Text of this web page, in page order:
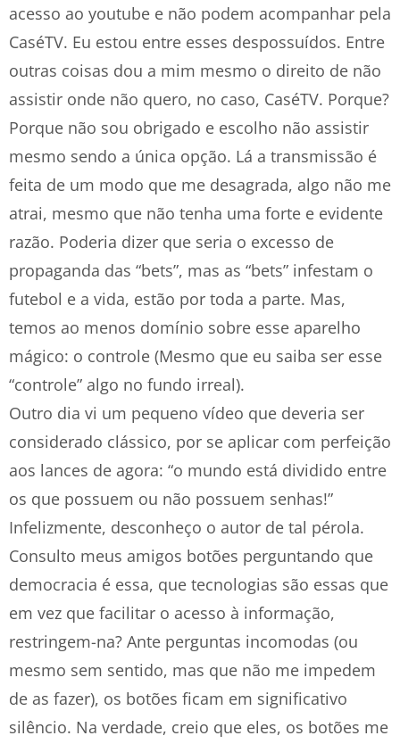
acesso ao youtube e não podem acompanhar pela
CaséTV. Eu estou entre esses despossuídos. Entre
outras coisas dou a mim mesmo o direito de não
assistir onde não quero, no caso, CaséTV. Porque?
Porque não sou obrigado e escolho não assistir
mesmo sendo a única opção. Lá a transmissão é
feita de um modo que me desagrada, algo não me
atrai, mesmo que não tenha uma forte e evidente
razão. Poderia dizer que seria o excesso de
propaganda das “bets”, mas as “bets” infestam o
futebol e a vida, estão por toda a parte. Mas,
temos ao menos domínio sobre esse aparelho
mágico: o controle (Mesmo que eu saiba ser esse
“controle” algo no fundo irreal).
Outro dia vi um pequeno vídeo que deveria ser
considerado clássico, por se aplicar com perfeição
aos lances de agora: “o mundo está dividido entre
os que possuem ou não possuem senhas!”
Infelizmente, desconheço o autor de tal pérola.
Consulto meus amigos botões perguntando que
democracia é essa, que tecnologias são essas que
em vez que facilitar o acesso à informação,
restringem-na? Ante perguntas incomodas (ou
mesmo sem sentido, mas que não me impedem
de as fazer), os botões ficam em significativo
silêncio. Na verdade, creio que eles, os botões me